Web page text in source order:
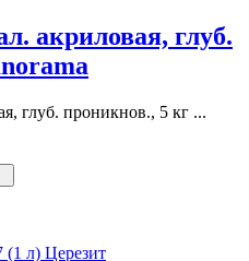
акриловая, глуб.
глуб. проникнов., 5 кг ...